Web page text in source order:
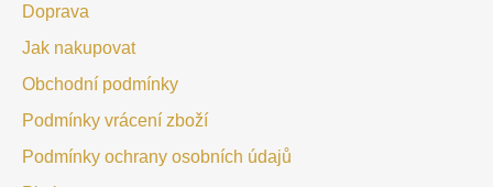
ý
Doprava
Jak nakupovat
Obchodní podmínky
Podmínky vrácení zboží
Podmínky ochrany osobních údajů